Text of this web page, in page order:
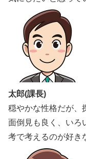
太郎(課長)
穏やかな性格だが、
面倒見も良く、いろ
考で考えるのが好き